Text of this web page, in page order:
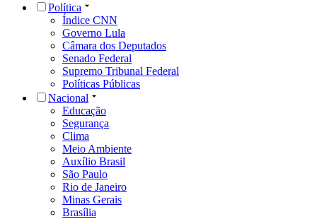
Política
Índice CNN
Governo Lula
Câmara dos Deputados
Senado Federal
Supremo Tribunal Federal
Políticas Públicas
Nacional
Educação
Segurança
Clima
Meio Ambiente
Auxílio Brasil
São Paulo
Rio de Janeiro
Minas Gerais
Brasília